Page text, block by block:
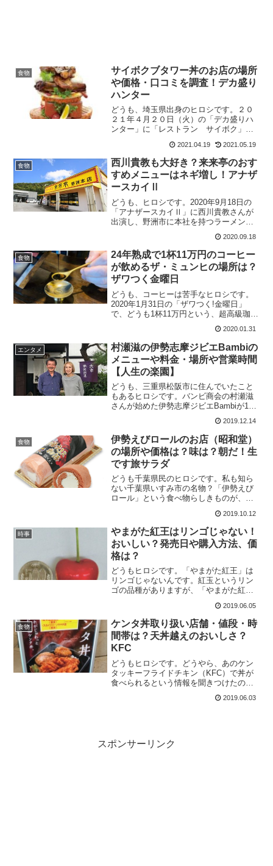
食物
サイボクブタワー丼のお店の場所
や価格・口コミを調査！デカ盛り
ハンター
どうも、埼玉県出身のヒロシです。２０
２１年４月２０日（火）の「デカ盛りハ
ンター」に「レストラン サイボク」さ
タワー丼）が登場するようなので、元埼
玉県民としては見逃せないと思い調査し
ました。挑戦するのは、どうやらMAX鈴
木さんのようですが、果たし
て・・・・・・。そん...
2021.04.19 2021.05.19
食物
西川貴教も大好き？来来亭のおす
すめメニューはネギ増し！アナザ
ースカイⅡ
どうも、ヒロシです。2020年9月18日の
「アナザースカイⅡ」に西川貴教さんが
出演し、野洲市に本社を持つラーメン店
亭さんのラーメンが気になり、この来来
亭の住所やメニューなどが気になったの
で、情報をまとめました。ただ、私が三
重県に住んでいた頃によく利用していた
ラーメ...
2020.09.18
食物
24年熟成で1杯11万円のコーヒー
が飲めるザ・ミュンヒの場所は？
ザワつく金曜日
どうも、コーヒーは苦手なヒロシです。
2020年1月31日の「ザワつく!金曜日」
で、どうも1杯11万円という、超高級珈琲
みました。ついでに、営業時間などもま
とめてみました。私はコーヒーが好きで
はないので、普通に生活していて、果た
して1杯11万円というコーヒーが必要に...
2020.01.31
エンタメ
村瀬滋の伊勢志摩ジビエBambiの
メニューや料金・場所や営業時間
【人生の楽園】
どうも、三重県松阪市に住んでいたこと
もあるヒロシです。バンビ商会の村瀬滋
さんが始めた伊勢志摩ジビエBambiが12
月14日の人生の楽園で紹介されました。
少しそのジビエ料理が気になったので、
場所やアクセス方法など、調べてみまし
た。私も、松阪に住んでいたころは伊勢
神宮のおかげ横丁などは食べ歩きもしま
した...
2019.12.14
食物
伊勢えびロールのお店（昭和堂）
の場所や価格は？味は？朝だ！生
です旅サラダ
どうも千葉県民のヒロシです。私も知ら
ない千葉県いすみ市の名物？「伊勢えび
ロール」という食べ物らしきものが、
紹介されるという事で、調べてみまし
た。放送は2019年10月12日の8時00分～9
時30分です。その中でも「陸斗が行く!日
本縦断コレうまの旅」のコーナーで紹
介...
2019.10.12
時事
やまがた紅王はリンゴじゃない！
おいしい？発売日や購入方法、価
格は？
どうもヒロシです。「やまがた紅王」は
リンゴじゃないんです。紅玉というリン
ゴの品種がありますが、「やまがた紅
す。発表によると「やまがた紅王」の大
きさは500円玉よりも少し大きいくらいの
直径です。サクランボにしては大きい方
ですよね。でも、サクランボとリンゴっ
て大きさが違...
2019.06.05
食物
ケンタ丼取り扱い店舗・値段・時
間帯は？天丼越えのおいしさ？
KFC
どうもヒロシです。どうやら、あのケン
タッキーフライドチキン（KFC）で丼が
食べられるという情報を聞きつけたの
のか調査しました。名前は「ケンタ丼」
なので、限...
2019.06.03
スポンサーリンク